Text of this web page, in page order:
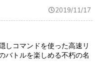
2019/11/17
しコマンドを使った高速リ
トルを楽しめる不朽の名